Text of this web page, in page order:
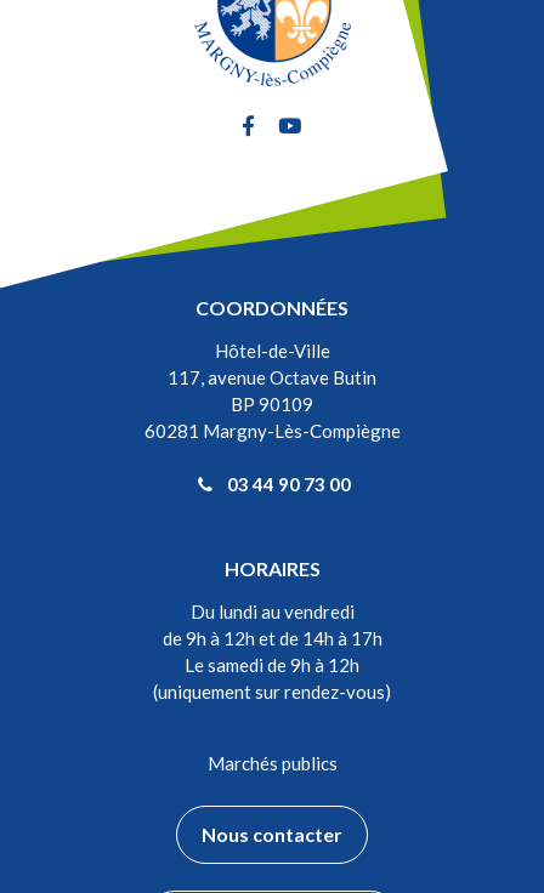
Lien vers le compte Facebook
Lien vers la chaîne Youtube
COORDONNÉES
Hôtel-de-Ville
117, avenue Octave Butin
BP 90109
60281 Margny-Lès-Compiègne
03 44 90 73 00
HORAIRES
Du lundi au vendredi
de 9h à 12h et de 14h à 17h
Le samedi de 9h à 12h
(uniquement sur rendez-vous)
Marchés publics
Nous contacter